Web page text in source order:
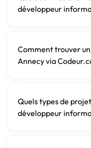
développeur
Comment trouver
Annecy via
Quels types de
développeur